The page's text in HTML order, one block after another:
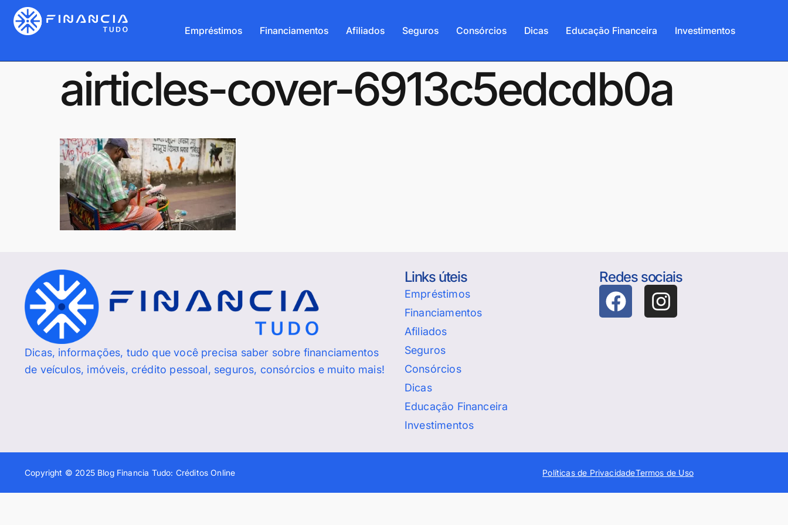
Empréstimos Financiamentos Afiliados Seguros Consórcios Dicas Educação Financeira Investimentos
airticles-cover-6913c5edcdb0a
Dicas, informações, tudo que você precisa saber sobre financiamentos
de veículos, imóveis, crédito pessoal, seguros, consórcios e muito mais!
Links úteis
Empréstimos
Financiamentos
Afiliados
Seguros
Consórcios
Dicas
Educação Financeira
Investimentos
Redes sociais
Copyright © 2025 Blog Financia Tudo: Créditos Online Políticas de PrivacidadeTermos de Uso